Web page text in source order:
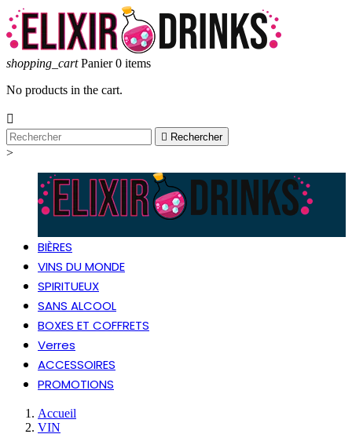
shopping_cart Panier 0 items
No products in the cart.

 Rechercher
>
BIÈRES
VINS DU MONDE
SPIRITUEUX
SANS ALCOOL
BOXES ET COFFRETS
Verres
ACCESSOIRES
PROMOTIONS
Accueil
VIN